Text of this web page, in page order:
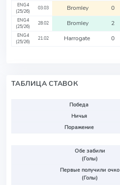
ENG4
(25/26)
03.03 Bromley 0
ENG4
(25/26)
28.02 Bromley 2
ENG4
(25/26)
21.02 Harrogate 0
ТАБЛИЦА СТАВОК
Победа
Ничья
Поражение
Обе забили
(Голы)
Первые получили очко
(Голы)